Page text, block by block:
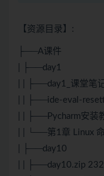
【资源目录】:
├──A课件
| ├──day1
| | ├──day1_课堂笔
| | ├──ide-eval-
| | ├──Pycharm安装
| | └──第1章 Linux
| ├──day10
| | ├──day10.zip